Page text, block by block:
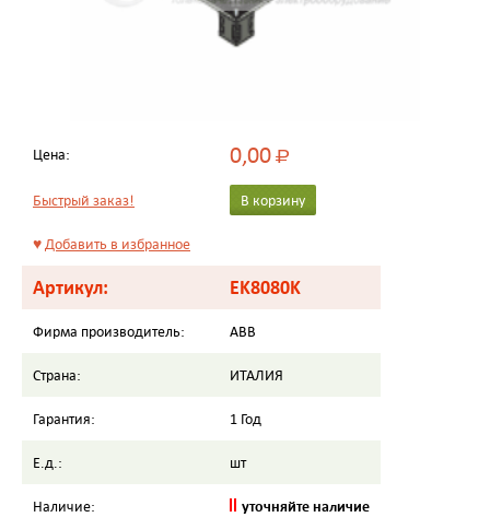
Цена: 0,00Р
Быстрый заказ! В корзину
♥Добавить в избранное
Артикул: EK8080K
Фирма производитель: ABB
Страна: ИТАЛИЯ
Гарантия: 1 Год
Е.д.: шт
Наличие: уточняйте наличие